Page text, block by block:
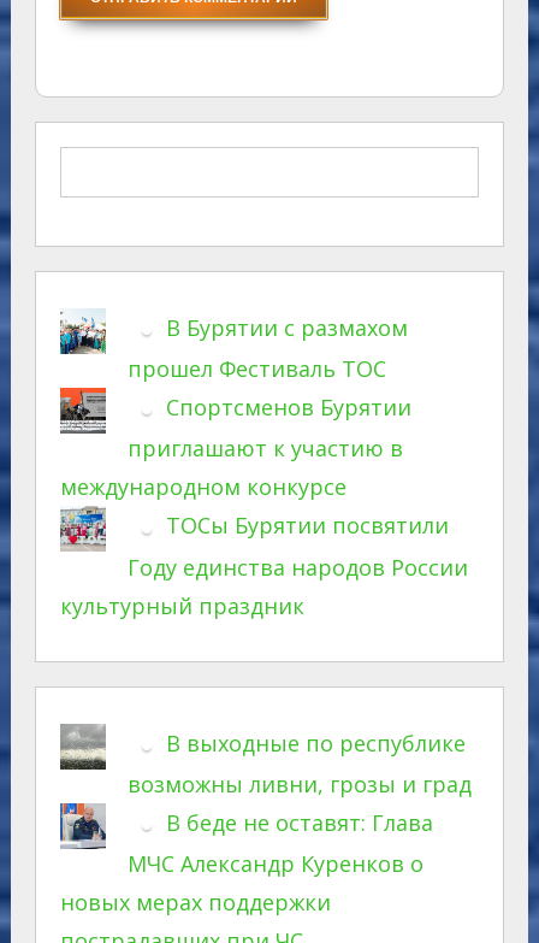
В Бурятии с размахом
прошел Фестиваль ТОС
Спортсменов Бурятии
приглашают к участию в
международном конкурсе
ТОСы Бурятии посвятили
Году единства народов России
культурный праздник
В выходные по республике
возможны ливни, грозы и град
В беде не оставят: Глава
МЧС Александр Куренков о
новых мерах поддержки